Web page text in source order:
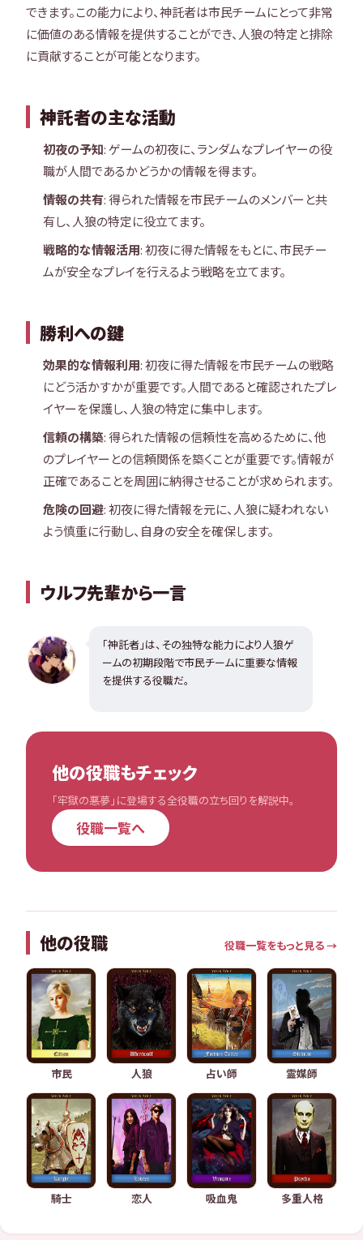
できます。この能力により、神託者は市民チームにとって非常
に価値のある情報を提供することができ、人狼の特定と排除
に貢献することが可能となります。
神託者の主な活動
初夜の予知: ゲームの初夜に、ランダムなプレイヤーの役
職が人間であるかどうかの情報を得ます。
情報の共有: 得られた情報を市民チームのメンバーと共
有し、人狼の特定に役立てます。
戦略的な情報活用: 初夜に得た情報をもとに、市民チー
ムが安全なプレイを行えるよう戦略を立てます。
勝利への鍵
効果的な情報利用: 初夜に得た情報を市民チームの戦略
にどう活かすかが重要です。人間であると確認されたプレ
イヤーを保護し、人狼の特定に集中します。
信頼の構築: 得られた情報の信頼性を高めるために、他
のプレイヤーとの信頼関係を築くことが重要です。情報が
正確であることを周囲に納得させることが求められます。
危険の回避: 初夜に得た情報を元に、人狼に疑われない
よう慎重に行動し、自身の安全を確保します。
ウルフ先輩から一言
「神託者」は、その独特な能力により人狼ゲ
ームの初期段階で市民チームに重要な情報
を提供する役職だ。
他の役職もチェック
「牢獄の悪夢」に登場する全役職の立ち回りを解説中。
役職一覧へ
他の役職 役職一覧をもっと見る →
市民 人狼 占い師 霊媒師
騎士 恋人 吸血鬼 多重人格